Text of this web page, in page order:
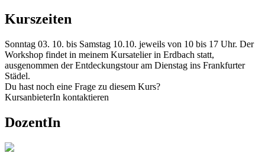
Kurszeiten
Sonntag 03. 10. bis Samstag 10.10. jeweils von 10 bis 17 Uhr. Der
Workshop findet in meinem Kursatelier in Erdbach statt,
ausgenommen der Entdeckungstour am Dienstag ins Frankfurter
Städel.
Du hast noch eine Frage zu diesem Kurs?
KursanbieterIn kontaktieren
DozentIn